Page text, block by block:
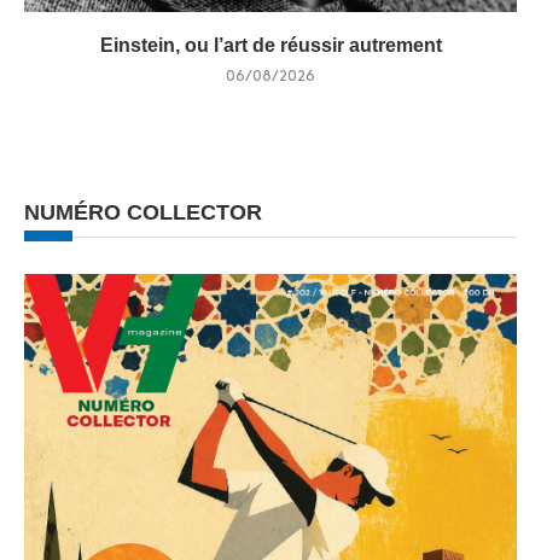
Einstein, ou l’art de réussir autrement
06/08/2026
NUMÉRO COLLECTOR